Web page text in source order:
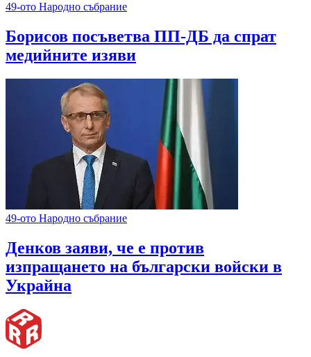
49-ото Народно събрание
Борисов посъветва ПП-ДБ да спрат
медийните изяви
49-ото Народно събрание
Денков заяви, че е против
изпращането на български войски в
Украйна